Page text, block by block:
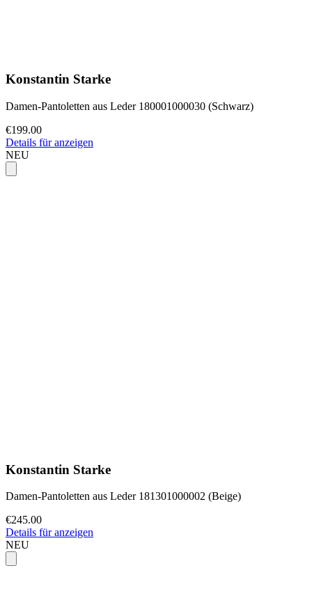
Konstantin Starke
Damen-Pantoletten aus Leder 180001000030 (Schwarz)
€199.00
Details für anzeigen
NEU
Konstantin Starke
Damen-Pantoletten aus Leder 181301000002 (Beige)
€245.00
Details für anzeigen
NEU